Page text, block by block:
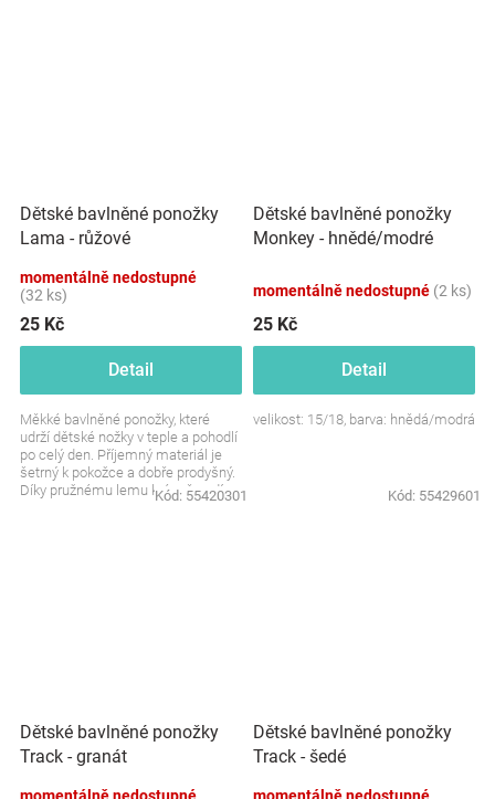
Dětské bavlněné ponožky
Lama - růžové
momentálně nedostupné
(32 ks)
25 Kč
Detail
Měkké bavlněné ponožky, které
udrží dětské nožky v teple a pohodlí
po celý den. Příjemný materiál je
šetrný k pokožce a dobře prodyšný.
Díky pružnému lemu krásně sedí,
Kód: 55420301
Dětské bavlněné ponožky
Monkey - hnědé/modré
momentálně nedostupné (2 ks)
25 Kč
Detail
velikost: 15/18, barva: hnědá/modrá
Kód: 55429601
Dětské bavlněné ponožky
Track - granát
momentálně nedostupné
Dětské bavlněné ponožky
Track - šedé
momentálně nedostupné